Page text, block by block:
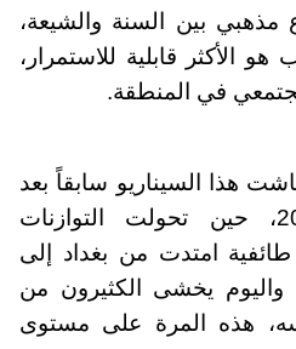
بين السنة والشيعة،
الأكثر قابلية للاستمرار،
في المنطقة.
هذا السيناريو سابقاً بعد
غزو العراق عام 2003، حين تحولت التوازنات
امتدت من بغداد إلى
يخشى الكثيرون من
هذه المرة على مستوى